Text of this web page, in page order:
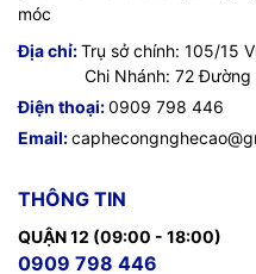
móc
Địa chỉ:Trụ sở chính: 105/15
Chi Nhánh: 72 Đường
Điện thoại:0909 798 446
Email:
THÔNG TIN
QUẬN 12 (09:00 - 18:00)
0909 798 446